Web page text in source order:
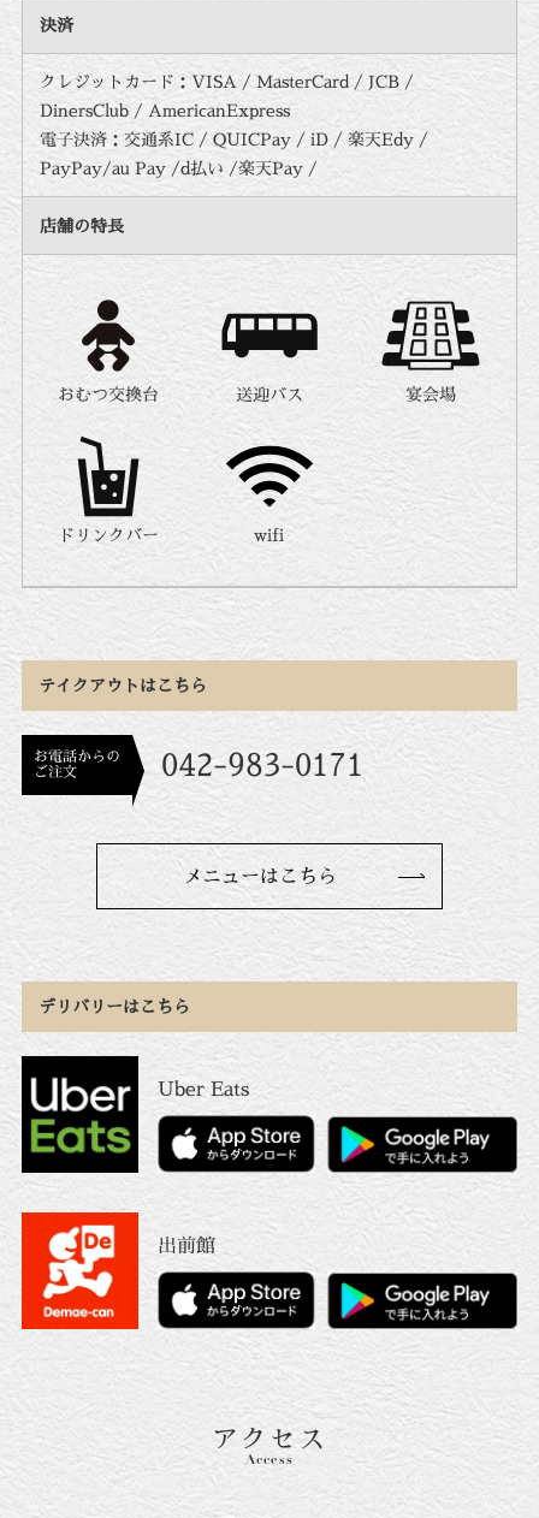
決済
クレジットカード：VISA / MasterCard / JCB /
DinersClub / AmericanExpress
電子決済：交通系IC / QUICPay / iD / 楽天Edy /
PayPay/au Pay /d払い /楽天Pay /
店舗の特長
おむつ交換台 送迎バス 宴会場
ドリンクバー wifi
テイクアウトはこちら
お電話からの
ご注文
042-983-0171
メニューはこちら
デリバリーはこちら
Uber Eats
出前館
アクセス
Access